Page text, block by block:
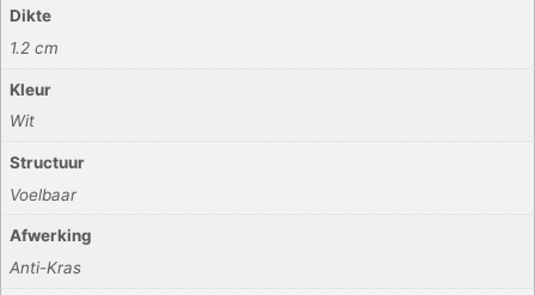
Dikte
1.2 cm
Kleur
Wit
Structuur
Voelbaar
Afwerking
Anti-Kras